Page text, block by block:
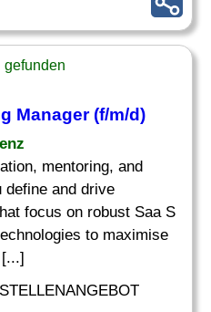
gefunden
Manager(f/m/d)
mentoring, and
define and drive
focus on robust Saa S
to maximise